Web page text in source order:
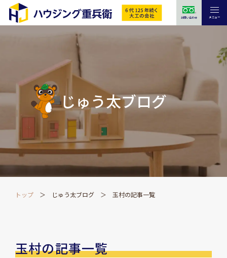
お問い合わせ メニュー
じゅう太ブログ
トップ じゅう太ブログ 玉村の記事一覧
玉村の記事一覧